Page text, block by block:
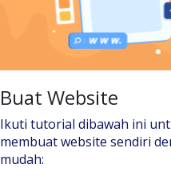
Buat Website
Ikuti tutorial dibawah ini
membuat website sendiri
mudah: